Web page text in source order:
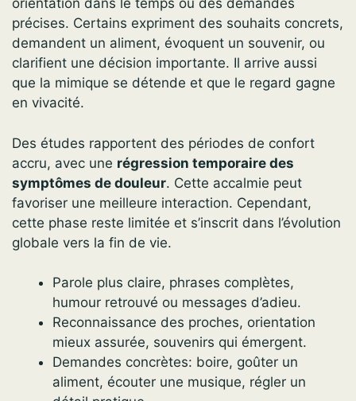
orientation dans le temps ou des demandes
précises. Certains expriment des souhaits concrets,
demandent un aliment, évoquent un souvenir, ou
clarifient une décision importante. Il arrive aussi
que la mimique se détende et que le regard gagne
en vivacité.
Des études rapportent des périodes de confort
accru, avec une régression temporaire des
symptômes de douleur. Cette accalmie peut
favoriser une meilleure interaction. Cependant,
cette phase reste limitée et s’inscrit dans l’évolution
globale vers la fin de vie.
Parole plus claire, phrases complètes,
humour retrouvé ou messages d’adieu.
Reconnaissance des proches, orientation
mieux assurée, souvenirs qui émergent.
Demandes concrètes: boire, goûter un
aliment, écouter une musique, régler un